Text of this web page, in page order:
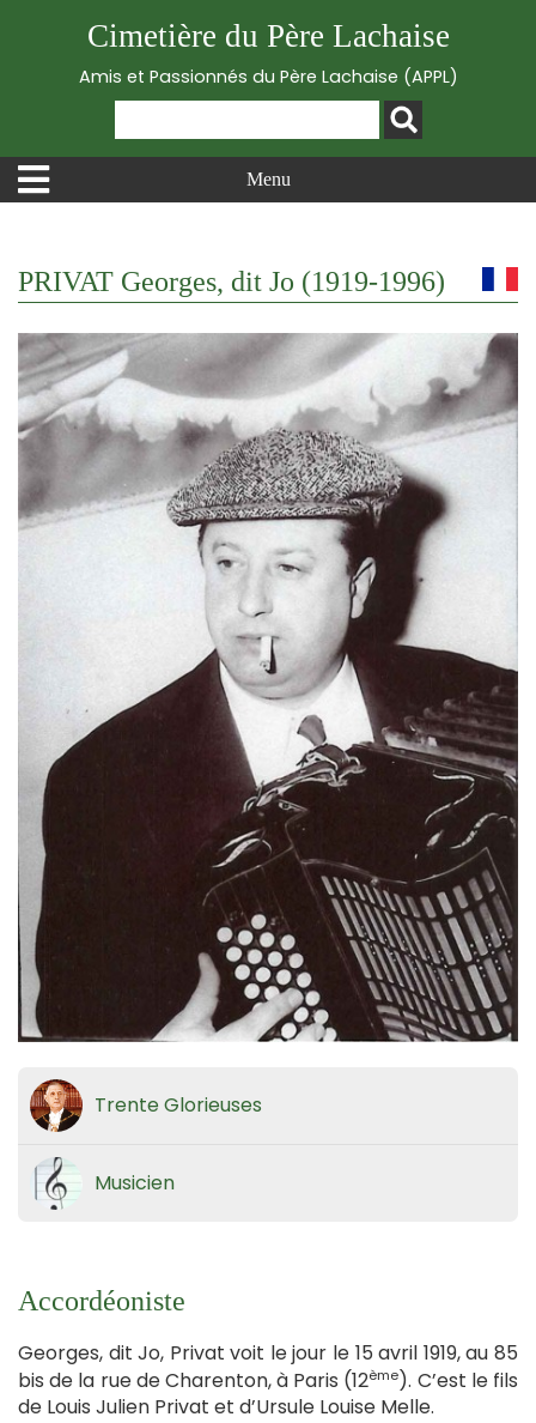
Cimetière du Père Lachaise
Amis et Passionnés du Père Lachaise (APPL)
Menu
PRIVAT Georges, dit Jo (1919-1996)
Trente Glorieuses
Musicien
Accordéoniste
Georges, dit Jo, Privat voit le jour le 15 avril 1919, au 85
bis de la rue de Charenton, à Paris (12ème). C’est le fils
de Louis Julien Privat et d’Ursule Louise Melle.